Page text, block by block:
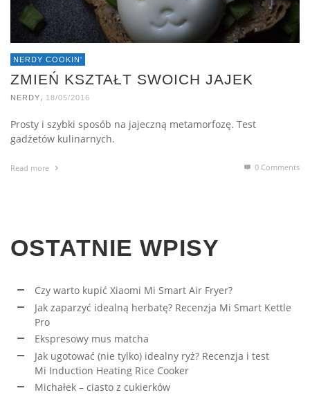
NERDY COOKIN'
ZMIEŃ KSZTAŁT SWOICH JAJEK
NERDY 18/05/2016
Prosty i szybki sposób na jajeczną metamorfozę. Test
gadżetów kulinarnych.
Read more 0 Comments
OSTATNIE WPISY
Czy warto kupić Xiaomi Mi Smart Air Fryer?
Jak zaparzyć idealną herbatę? Recenzja Mi Smart Kettle
Pro
Ekspresowy mus matcha
Jak ugotować (nie tylko) idealny ryż? Recenzja i test
Mi Induction Heating Rice Cooker
Michałek – ciasto z cukierków